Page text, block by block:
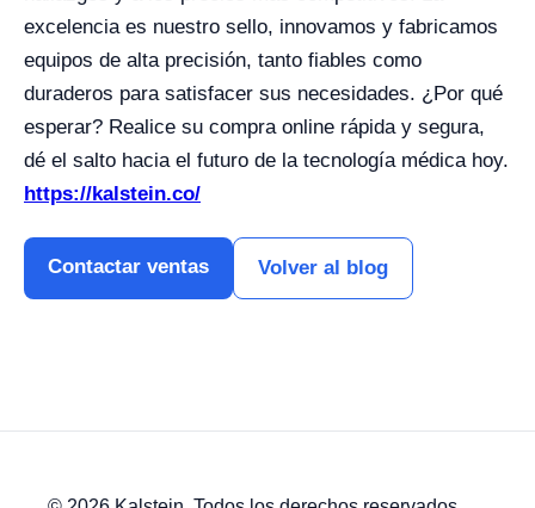
excelencia es nuestro sello, innovamos y fabricamos
equipos de alta precisión, tanto fiables como
duraderos para satisfacer sus necesidades. ¿Por qué
esperar? Realice su compra online rápida y segura,
dé el salto hacia el futuro de la tecnología médica hoy.
https://kalstein.co/
Contactar ventas Volver al blog